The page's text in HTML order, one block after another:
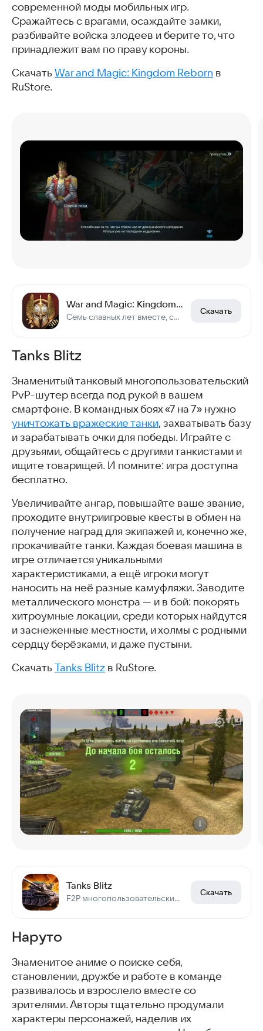
современной моды мобильных игр.
Сражайтесь с врагами, осаждайте замки,
разбивайте войска злодеев и берите то, что
принадлежит вам по праву короны.
Скачать War and Magic: Kingdom Reborn в
RuStore.
War and Magic: Kingdom Reborn
Семь славных лет вместе, сражения бок о бок с союзниками!
Скачать
Tanks Blitz
Знаменитый танковый многопользовательский
PvP-шутер всегда под рукой в вашем
смартфоне. В командных боях «7 на 7» нужно
уничтожать вражеские танки, захватывать базу
и зарабатывать очки для победы. Играйте с
друзьями, общайтесь с другими танкистами и
ищите товарищей. И помните: игра доступна
бесплатно.
Увеличивайте ангар, повышайте ваше звание,
проходите внутриигровые квесты в обмен на
получение наград для экипажей и, конечно же,
прокачивайте танки. Каждая боевая машина в
игре отличается уникальными
характеристиками, а ещё игроки могут
наносить на неё разные камуфляжи. Заводите
металлического монстра — и в бой: покорять
хитроумные локации, среди которых найдутся
и заснеженные местности, и холмы с родными
сердцу берёзками, и даже пустыни.
Скачать Tanks Blitz в RuStore.
Tanks Blitz
F2P многопользовательский PVP-шутер
Скачать
Наруто
Знаменитое аниме о поиске себя,
становлении, дружбе и работе в команде
развивалось и взрослело вместе со
зрителями. Авторы тщательно продумали
характеры персонажей, наделив их